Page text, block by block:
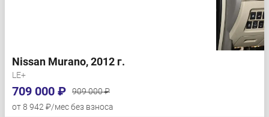
Nissan Murano, 2012 г.
LE+
709 000 ₽
909 000 ₽
от 8 942 ₽/мес без взноса